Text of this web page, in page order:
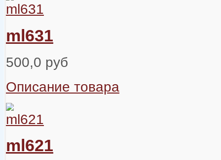
ml631
500,0 руб
Описание товара
ml621